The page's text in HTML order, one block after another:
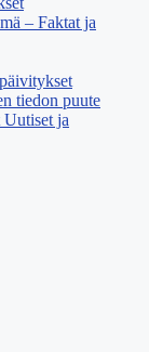
– Faktat ja
tiedon puute
ja